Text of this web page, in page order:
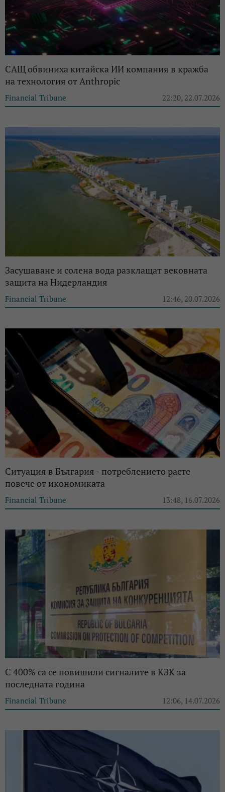
САЩ обвиниха китайска ИИ компания в кражба
на технология от Anthropic
Financial Tribune 22:20, 22.07.2026
Засушаване и солена вода разклащат вековната
защита на Нидерландия
Financial Tribune 12:46, 20.07.2026
Ситуация в България - потреблението расте
повече от икономиката
Financial Tribune 13:48, 16.07.2026
С 400% са се повишили сигналите в КЗК за
последната година
Financial Tribune 12:06, 14.07.2026